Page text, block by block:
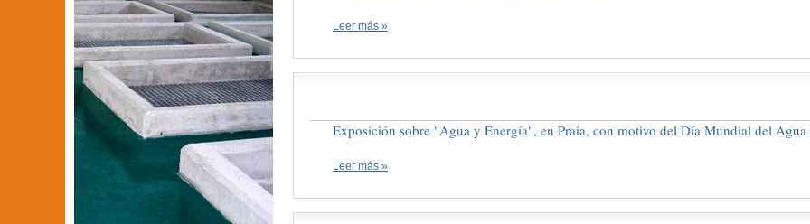
Leer más »
Exposición sobre "Agua y Energía", en Praia, con motivo del Día Mundial del Agua
Leer más »